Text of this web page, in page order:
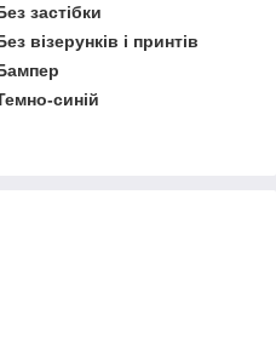
застібки
візерунків і принтів
синій